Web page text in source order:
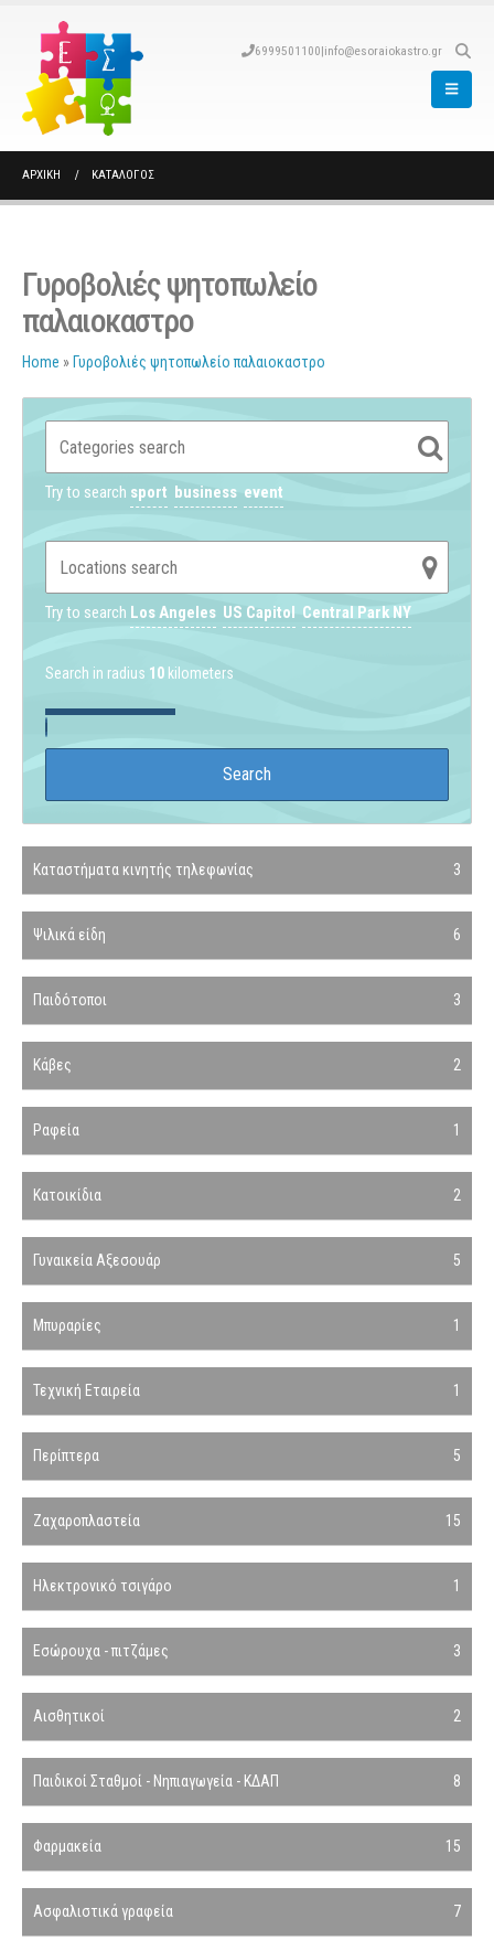
6999501100|info@esoraiokastro.gr
ΑΡΧΙΚΉ ΚΑΤΆΛΟΓΟΣ
Γυροβολιές ψητοπωλείο
παλαιοκαστρο
Home » Γυροβολιές ψητοπωλείο παλαιοκαστρο
Try to search sport business event
Try to search Los Angeles US Capitol Central Park NY
Search in radius 10 kilometers
Καταστήματα κινητής τηλεφωνίας 3
Ψιλικά είδη 6
Παιδότοποι 3
Κάβες 2
Ραφεία 1
Κατοικίδια 2
Γυναικεία Αξεσουάρ 5
Μπυραρίες 1
Τεχνική Εταιρεία 1
Περίπτερα 5
Ζαχαροπλαστεία 15
Ηλεκτρονικό τσιγάρο 1
Εσώρουχα - πιτζάμες 3
Αισθητικοί 2
Παιδικοί Σταθμοί - Νηπιαγωγεία - ΚΔΑΠ 8
Φαρμακεία 15
Ασφαλιστικά γραφεία 7